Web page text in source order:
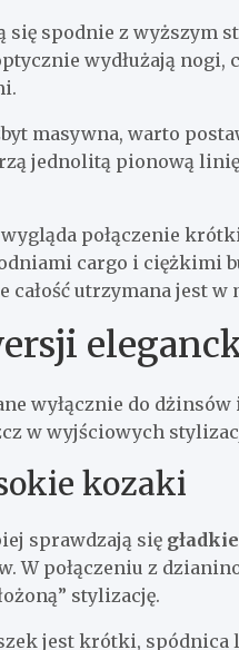
spodnie z wyższym
wydłużają
masywna, warto
jednolitą pionową
połączenie
cargo i ciężkimi
całość utrzymana jest
wyłącznie do
w wyjściowych
kozaki
sprawdzają się
W połączeniu z
stylizację.
jest krótki, spódnica